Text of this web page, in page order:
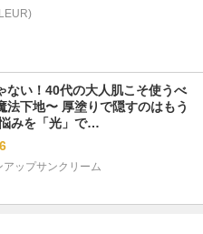
ない！40代の大人肌こそ使うべ
法下地〜 厚塗りで隠すのはもう
みを「光」で…
6
ップサンクリーム